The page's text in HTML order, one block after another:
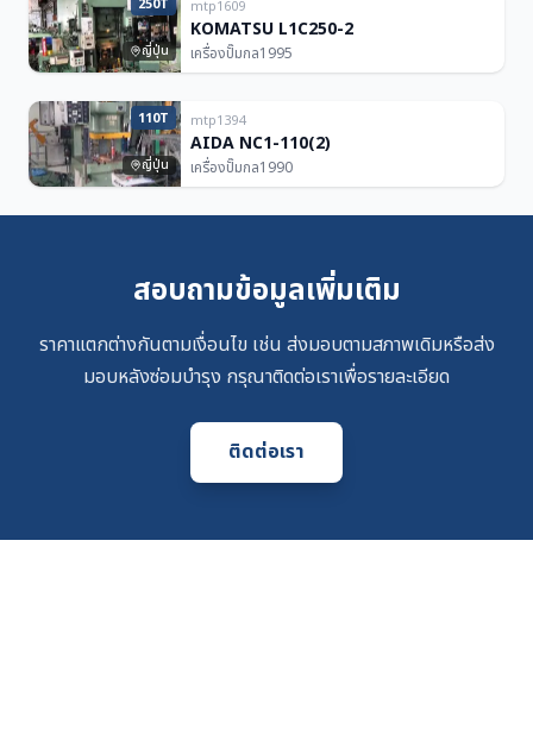
ญี่ปุ่น
mtp1609
KOMATSU L1C250-2
เครื่องปั๊มกล1995
110T
ญี่ปุ่น
mtp1394
AIDA NC1-110(2)
เครื่องปั๊มกล1990
สอบถามข้อมูลเพิ่มเติม
ราคาแตกต่างกันตามเงื่อนไข เช่น ส่งมอบตามสภาพเดิมหรือส่ง
มอบหลังซ่อมบำรุง กรุณาติดต่อเราเพื่อรายละเอียด
ติดต่อเรา